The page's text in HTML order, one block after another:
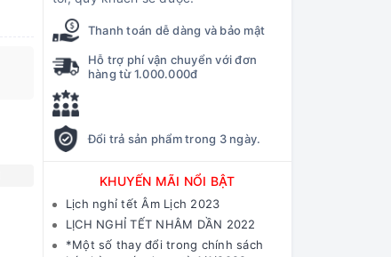
Thanh toán dễ dàng và bảo mật
Hỗ trợ phí vận chuyển với đơn
hàng từ 1.000.000đ
Đổi trả sản phẩm trong 3 ngày.
KHUYẾN MÃI NỔI BẬT
Lịch nghỉ tết Âm Lịch 2023
LỊCH NGHỈ TẾT NHÂM DẦN 2022
*Một số thay đổi trong chính sách